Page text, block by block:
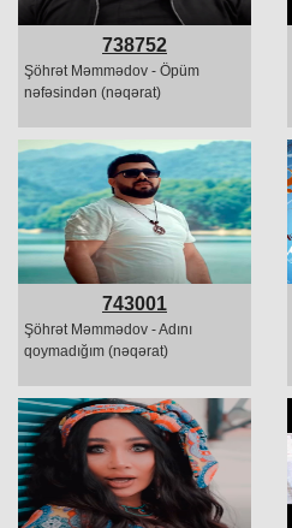
738752
Şöhrət Məmmədov - Öpüm
nəfəsindən (nəqərat)
743001
Şöhrət Məmmədov - Adını
qoymadığım (nəqərat)